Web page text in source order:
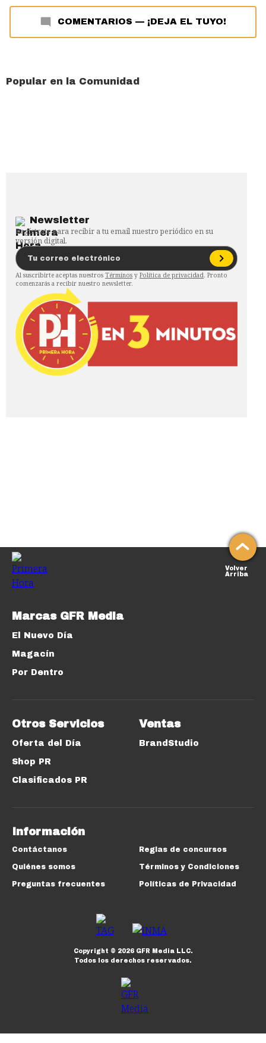
COMENTARIOS — ¡DEJA EL TUYO!
Popular en la Comunidad
Newsletter
Regístrate para recibir a tu email nuestro periódico en su
versión digital.
Al suscribirte aceptas nuestros Términos y Política de privacidad. Pronto
comenzarás a recibir nuestro newsletter.
Volver
Arriba
Marcas GFR Media
El Nuevo Día
Magacín
Por Dentro
Otros Servicios
Oferta del Día
Shop PR
Clasificados PR
Ventas
BrandStudio
Información
Contáctanos
Quiénes somos
Preguntas frecuentes
Reglas de concursos
Términos y Condiciones
Políticas de Privacidad
Copyright © 2026GFR Media LLC.
Todos los derechos reservados.